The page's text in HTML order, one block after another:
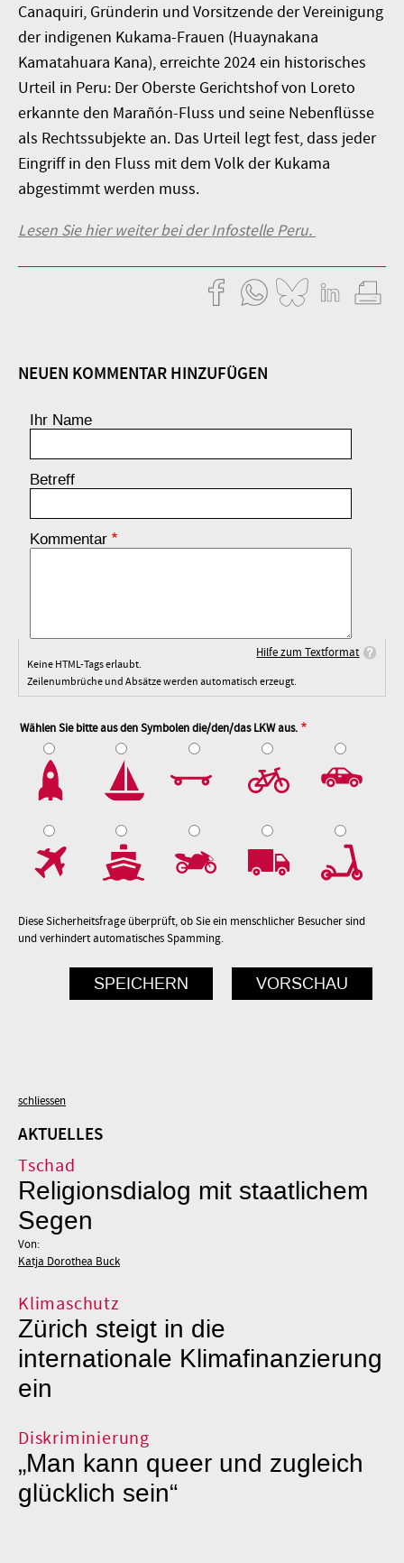
Canaquiri, Gründerin und Vorsitzende der Vereinigung
der indigenen Kukama-Frauen (Huaynakana
Kamatahuara Kana), erreichte 2024 ein historisches
Urteil in Peru: Der Oberste Gerichtshof von Loreto
erkannte den Marañón-Fluss und seine Nebenflüsse
als Rechtssubjekte an. Das Urteil legt fest, dass jeder
Eingriff in den Fluss mit dem Volk der Kukama
abgestimmt werden muss.
Lesen Sie hier weiter bei der Infostelle Peru.
NEUEN KOMMENTAR HINZUFÜGEN
Ihr Name
Betreff
Kommentar
Hilfe zum Textformat
Keine HTML-Tags erlaubt.
Zeilenumbrüche und Absätze werden automatisch erzeugt.
Wählen Sie bitte aus den Symbolen die/den/das LKW aus.
Diese Sicherheitsfrage überprüft, ob Sie ein menschlicher Besucher sind
und verhindert automatisches Spamming.
schliessen
AKTUELLES
Tschad
Religionsdialog mit staatlichem
Segen
Von:
Katja Dorothea Buck
Klimaschutz
Zürich steigt in die
internationale Klimafinanzierung
ein
Diskriminierung
„Man kann queer und zugleich
glücklich sein“